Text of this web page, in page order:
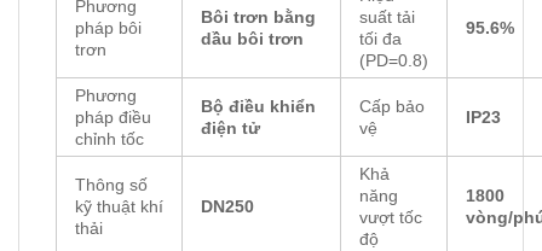
Phương
pháp bôi
trơn
Bôi trơn bằng
dầu bôi trơn
suất tải
tối đa
(PD=0.8)
95.6%
Phương
pháp điều
chỉnh tốc
Bộ điều khiển
điện tử
Cấp bảo
vệ
IP23
Thông số
kỹ thuật khí
thải
DN250
Khả
năng
vượt tốc
độ
1800
vòng/